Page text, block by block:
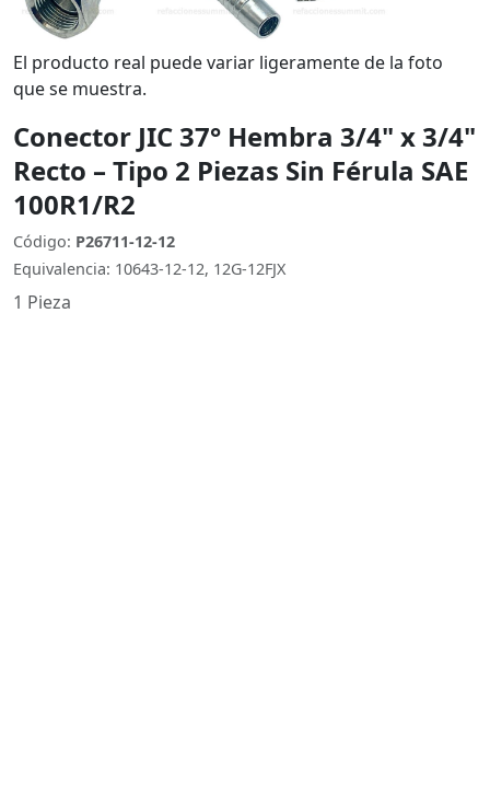
El producto real puede variar ligeramente de la foto
que se muestra.
Conector JIC 37° Hembra 3/4" x 3/4"
Recto – Tipo 2 Piezas Sin Férula SAE
100R1/R2
Código: P26711-12-12
Equivalencia: 10643-12-12, 12G-12FJX
1 Pieza